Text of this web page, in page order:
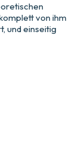
von ihm
und einseitig